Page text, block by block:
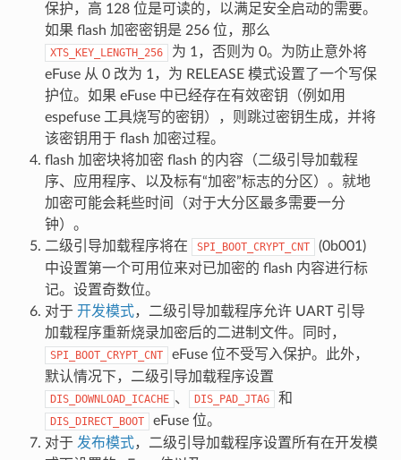
保护，高 128 位是可读的，以满足安全启动的需要。
如果 flash 加密密钥是 256 位，那么
XTS_KEY_LENGTH_256
为 1，否则为 0。为防止意外将
eFuse 从 0 改为 1，为 RELEASE 模式设置了一个写保
护位。如果 eFuse 中已经存在有效密钥（例如用
espefuse 工具烧写的密钥），则跳过密钥生成，并将
该密钥用于 flash 加密过程。
flash 加密块将加密 flash 的内容（二级引导加载程
序、应用程序、以及标有“加密”标志的分区）。就地
加密可能会耗些时间（对于大分区最多需要一分
钟）。
二级引导加载程序将在
SPI_BOOT_CRYPT_CNT
(0b001)
中设置第一个可用位来对已加密的 flash 内容进行标
记。设置奇数位。
对于 开发模式，二级引导加载程序允许 UART 引导
加载程序重新烧录加密后的二进制文件。同时，
SPI_BOOT_CRYPT_CNT
eFuse 位不受写入保护。此外，
默认情况下，二级引导加载程序设置
DIS_DOWNLOAD_ICACHE 、 DIS_PAD_JTAG 和
DIS_DIRECT_BOOT
eFuse 位。
对于 发布模式，二级引导加载程序设置所有在开发模